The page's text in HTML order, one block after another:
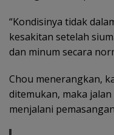
“Kondisinya tidak
kesakitan setelah
dan minum secara
Chou menerangkan,
ditemukan, maka
menjalani